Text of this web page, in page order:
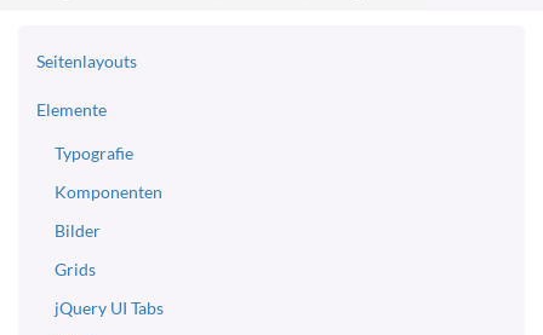
Seitenlayouts
Elemente
Typografie
Komponenten
Bilder
Grids
jQuery UI Tabs